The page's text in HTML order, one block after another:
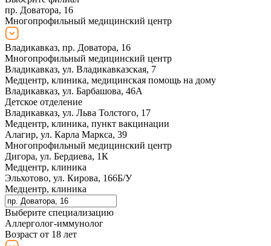
пр. Доватора, 16
Многопрофильный медицинский центр
Владикавказ, пр. Доватора, 16
Многопрофильный медицинский центр
Владикавказ, ул. Владикавказская, 7
Медцентр, клиника, медицинская помощь на дому
Владикавказ, ул. Барбашова, 46А
Детское отделение
Владикавказ, ул. Льва Толстого, 17
Медцентр, клиника, пункт вакцинации
Алагир, ул. Карла Маркса, 39
Многопрофильный медицинский центр
Дигора, ул. Бердиева, 1К
Медцентр, клиника
Эльхотово, ул. Кирова, 166Б/У
Медцентр, клиника
Выберите специализацию
Аллерголог-иммунолог
Возраст от 18 лет